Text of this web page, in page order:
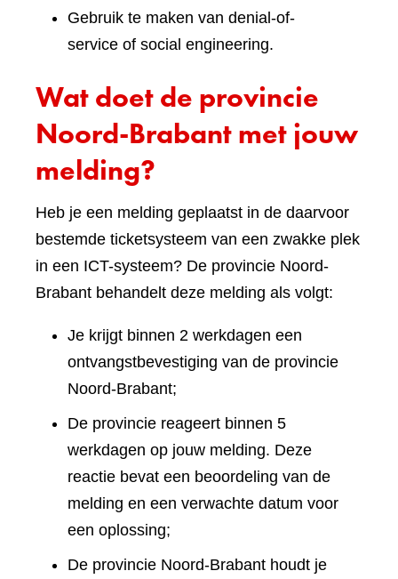
Gebruik te maken van denial-of-
service of social engineering.
Wat doet de provincie
Noord-Brabant met jouw
melding?
Heb je een melding geplaatst in de daarvoor
bestemde ticketsysteem van een zwakke plek
in een ICT-systeem? De provincie Noord-
Brabant behandelt deze melding als volgt:
Je krijgt binnen 2 werkdagen een
ontvangstbevestiging van de provincie
Noord-Brabant;
De provincie reageert binnen 5
werkdagen op jouw melding. Deze
reactie bevat een beoordeling van de
melding en een verwachte datum voor
een oplossing;
De provincie Noord-Brabant houdt je